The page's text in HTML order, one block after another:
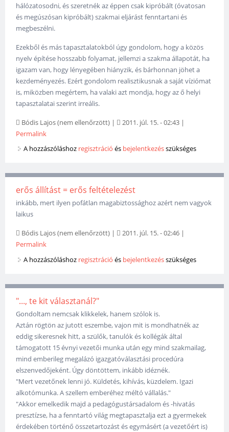
hálózatosodni, és szeretnék az éppen csak kipróbált (óvatosan
és megúszósan kipróbált) szakmai eljárást fenntartani és
megbeszélni.
Ezekből és más tapasztalatokból úgy gondolom, hogy a közös
nyelv építése hosszabb folyamat, jellemzi a szakma állapotát, ha
igazam van, hogy lényegében hiányzik, és bárhonnan jöhet a
kezdeményezés. Ezért gondolom realisztikusnak a saját víziómat
is, miközben megértem, ha valaki azt mondja, hogy az ő helyi
tapasztalatai szerint irreális.
Bódis Lajos (nem ellenőrzött) | 2011. júl. 15. - 02:43 |
Permalink
A hozzászóláshoz regisztráció és bejelentkezésszükséges
erős állítást = erős feltételezést
inkább, mert ilyen pofátlan magabiztossághoz azért nem vagyok
laikus
Bódis Lajos (nem ellenőrzött) | 2011. júl. 15. - 02:46 |
Permalink
A hozzászóláshoz regisztráció és bejelentkezésszükséges
"..., te kit választanál?"
Gondoltam nemcsak klikkelek, hanem szólok is.
Aztán rögtön az jutott eszembe, vajon mit is mondhatnék az
eddig sikeresnek hitt, a szülők, tanulók és kollégák által
támogatott 15 évnyi vezetői munka után egy mind szakmailag,
mind emberileg megalázó igazgatóválasztási procedúra
elszenvedőjeként. Úgy döntöttem, inkább idéznék.
"Mert vezetőnek lenni jó. Küldetés, kihívás, küzdelem. Igazi
alkotómunka. A szellem emberéhez méltó vállalás."
"Akkor emelkedik majd a pedagógustársadalom és -hivatás
presztízse, ha a fenntartó világ megtapasztalja ezt a gyermekek
érdekében történő összetartozást és egymásért (a vezetőért is)